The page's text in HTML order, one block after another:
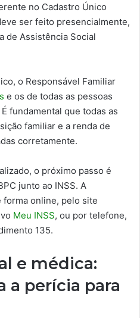
no Cadastro Único
ser feito presencialmente,
de Assistência Social
o Responsável Familiar
e os de todas as pessoas
fundamental que todas as
familiar e a renda de
corretamente.
o próximo passo é
junto ao INSS. A
online, pelo site
Meu INSS, ou por telefone,
135.
e médica:
a perícia para